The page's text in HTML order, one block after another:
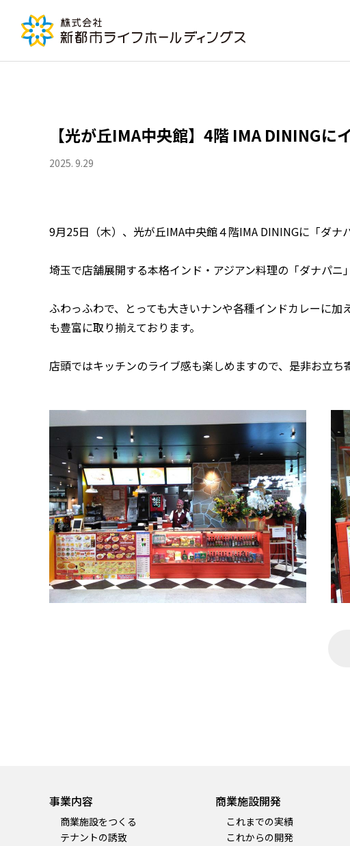
【光が丘IMA中央館】4階 IMA DININGに
2025. 9.29
9月25日（木）、光が丘IMA中央館４階IMA DININGに「ダナ
埼玉で店舗展開する本格インド・アジアン料理の「ダナパニ
ふわっふわで、とっても大きいナンや各種インドカレーに
も豊富に取り揃えております。
店頭ではキッチンのライブ感も楽しめますので、是非お立ち
事業内容
商業施設をつくる
テナントの誘致
商業施設開発
これまでの実績
これからの開発